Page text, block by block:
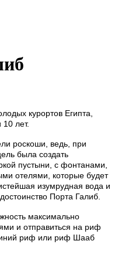
курортов Египта,
лет.
роскоши, ведь, при
была создать
пустыни, с фонтанами,
отелями, которые будет
изумрудная вода и
Порта Галиб.
максимально
и отправиться на риф
риф или риф Шааб